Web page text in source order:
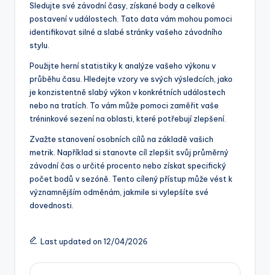
Sledujte své závodní časy, získané body a celkové
postavení v událostech. Tato data vám mohou pomoci
identifikovat silné a slabé stránky vašeho závodního
stylu.
Použijte herní statistiky k analýze vašeho výkonu v
průběhu času. Hledejte vzory ve svých výsledcích, jako
je konzistentně slabý výkon v konkrétních událostech
nebo na tratích. To vám může pomoci zaměřit vaše
tréninkové sezení na oblasti, které potřebují zlepšení.
Zvažte stanovení osobních cílů na základě vašich
metrik. Například si stanovte cíl zlepšit svůj průměrný
závodní čas o určité procento nebo získat specifický
počet bodů v sezóně. Tento cílený přístup může vést k
významnějším odměnám, jakmile si vylepšíte své
dovednosti.
Last updated on 12/04/2026